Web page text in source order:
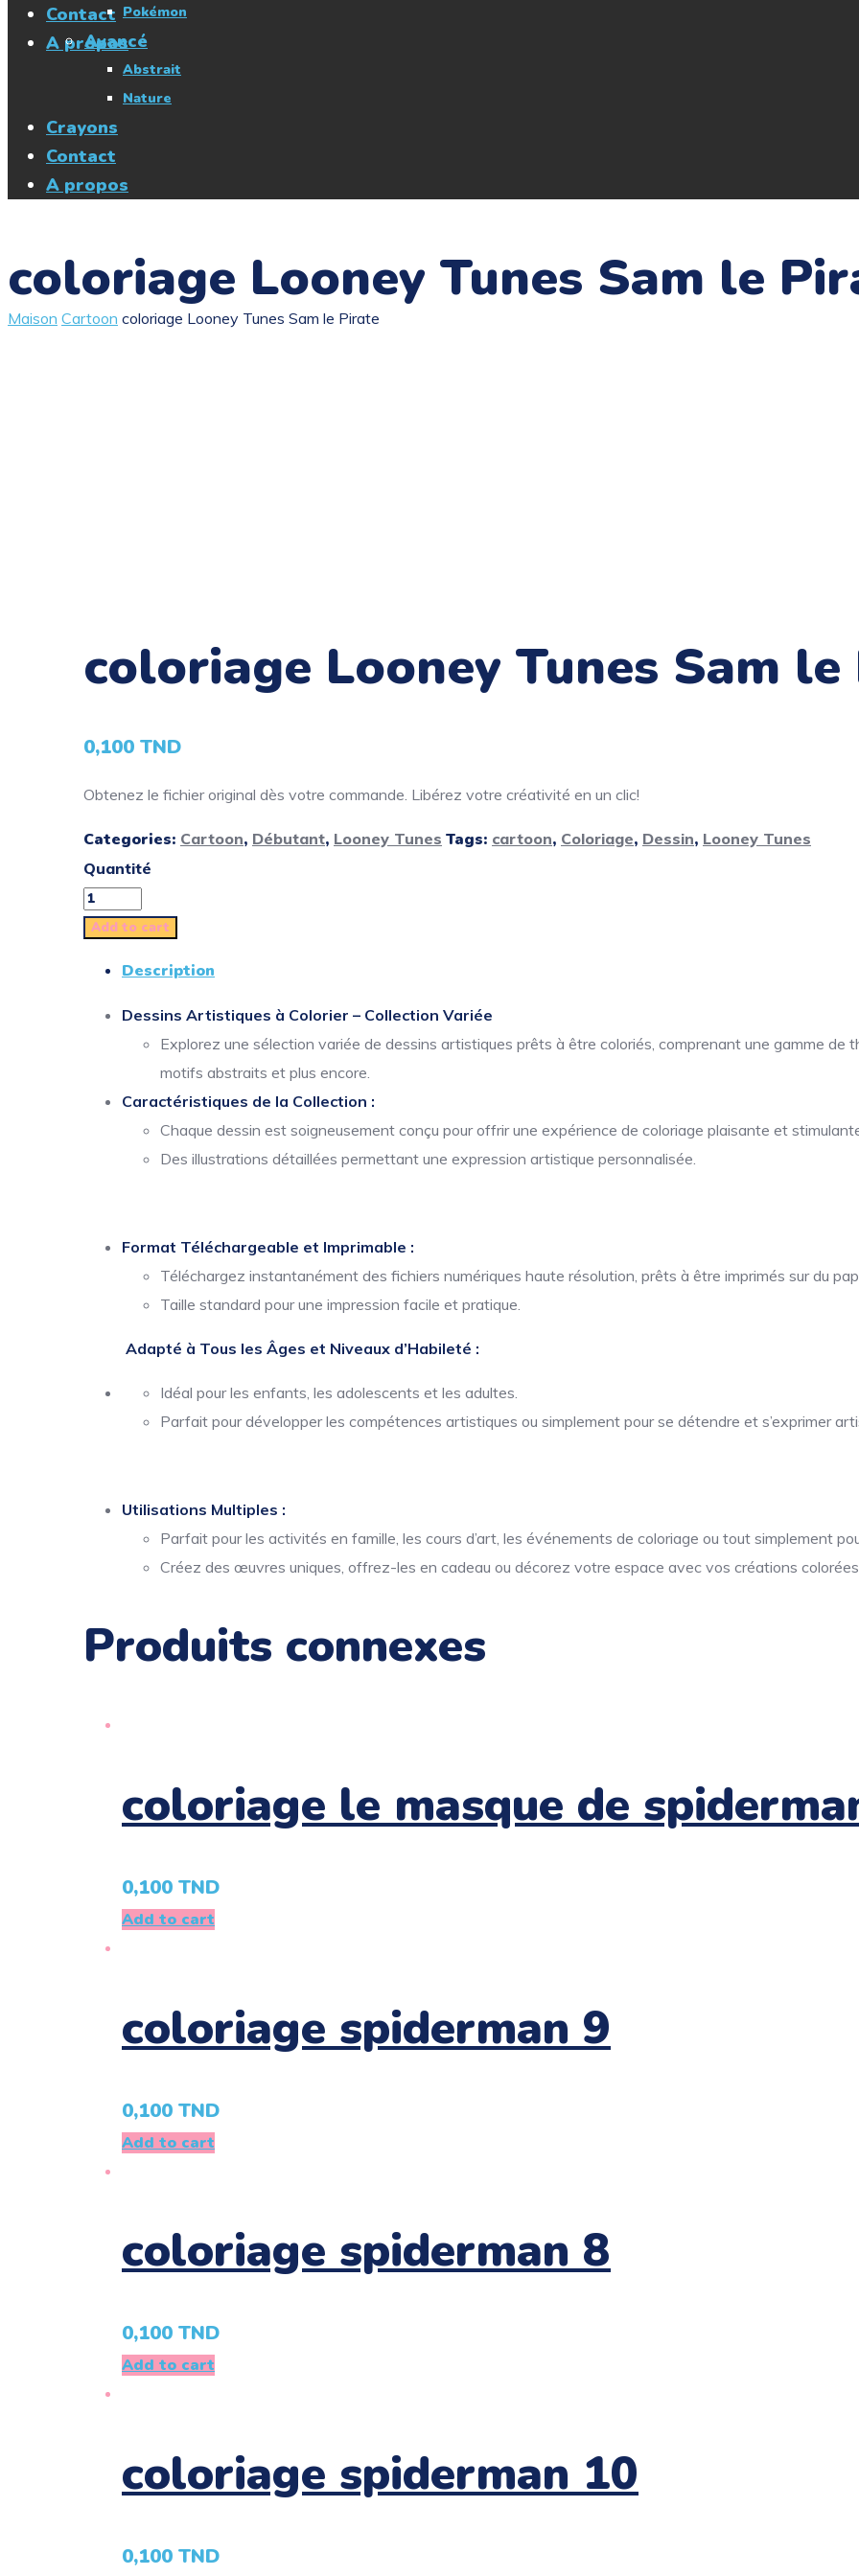
Contact
A propos
Pokémon
Avancé
Abstrait
Nature
Crayons
Contact
A propos
coloriage Looney Tunes Sam le
Maison Cartoon coloriage Looney Tunes Sam le Pirate
coloriage Looney Tunes Sam
0,100 TND
Obtenez le fichier original dès votre commande. Libérez votre créativité en un clic!
Categories: Cartoon, Débutant, Looney Tunes Tags: cartoon, Coloriage, Dessin, Looney Tunes
Quantité
Add to cart
Description
Dessins Artistiques à Colorier – Collection Variée
Explorez une sélection variée de dessins artistiques prêts à être coloriés, comprenant une gamme de
motifs abstraits et plus encore.
Caractéristiques de la Collection :
Chaque dessin est soigneusement conçu pour offrir une expérience de coloriage plaisante et
Des illustrations détaillées permettant une expression artistique personnalisée.
Format Téléchargeable et Imprimable :
Téléchargez instantanément des fichiers numériques haute résolution, prêts à être imprimés sur du
Taille standard pour une impression facile et pratique.
Adapté à Tous les Âges et Niveaux d’Habileté :
Idéal pour les enfants, les adolescents et les adultes.
Parfait pour développer les compétences artistiques ou simplement pour se détendre et s’exprimer
Utilisations Multiples :
Parfait pour les activités en famille, les cours d’art, les événements de coloriage ou tout simplement
Créez des œuvres uniques, offrez-les en cadeau ou décorez votre espace avec vos créations
Produits connexes
coloriage le masque de
0,100 TND
Add to cart
coloriage spiderman 9
0,100 TND
Add to cart
coloriage spiderman 8
0,100 TND
Add to cart
coloriage spiderman 10
0,100 TND